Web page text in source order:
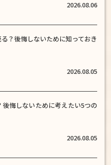
2026.08.06
？後悔しないために知っておき
2026.08.05
悔しないために考えたい5つの
2026.08.05